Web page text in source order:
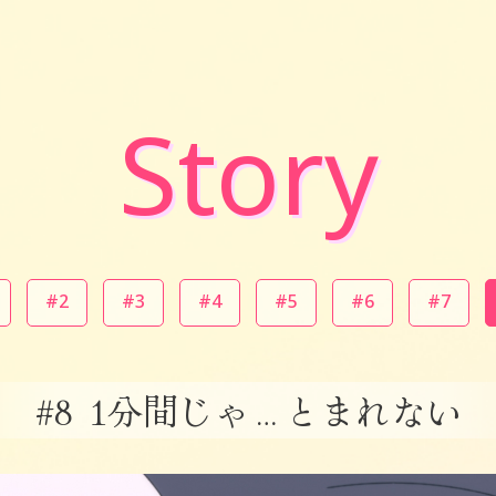
Story
#2 #3 #4 #5 #6 #7
#8 1分間じゃ…とまれない